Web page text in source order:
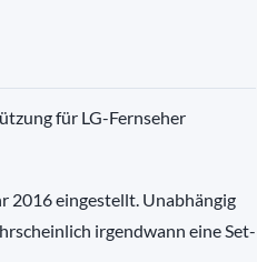
für LG-Fernseher
2016 eingestellt. Unabhängig
irgendwann eine Set-